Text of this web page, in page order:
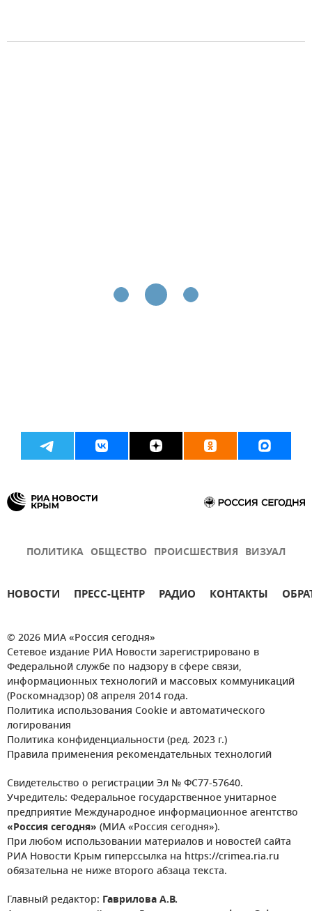
ПОЛИТИКА ОБЩЕСТВО ПРОИСШЕСТВИЯ ВИЗУАЛ
НОВОСТИ ПРЕСС-ЦЕНТР РАДИО КОНТАКТЫ
© 2026 МИА «Россия сегодня»
Сетевое издание РИА Новости зарегистрировано в
Федеральной службе по надзору в сфере связи,
информационных технологий и массовых коммуникаций
(Роскомнадзор) 08 апреля 2014 года.
Политика использования Cookie и автоматического
логирования
Политика конфиденциальности (ред. 2023 г.)
Правила применения рекомендательных технологий
Свидетельство о регистрации Эл № ФС77-57640.
Учредитель: Федеральное государственное унитарное
предприятие Международное информационное агентство
«Россия сегодня» (МИА «Россия сегодня»).
При любом использовании материалов и новостей сайта
РИА Новости Крым гиперссылка на https://crimea.ria.ru
обязательна не ниже второго абзаца текста.
Главный редактор: Гаврилова А.В.